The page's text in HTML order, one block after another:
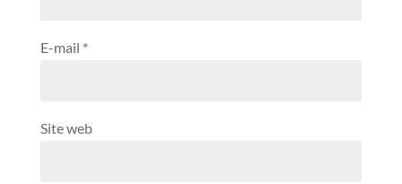
E-mail *
Site web